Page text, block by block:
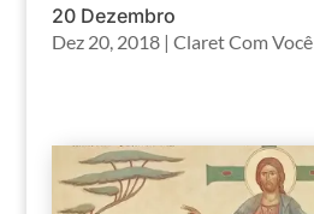
20 Dezembro
Dez 20, 2018| Claret Com Você